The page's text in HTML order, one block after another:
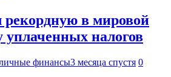
в мировой
уплаченных налогов
финансы3 месяца спустя 0